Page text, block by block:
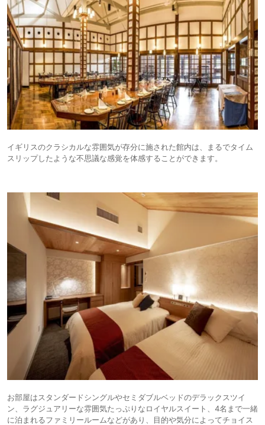
イギリスのクラシカルな雰囲気が存分に施された館内は、まるでタイム
スリップしたような不思議な感覚を体感することができます。
お部屋はスタンダードシングルやセミダブルベッドのデラックスツイ
ン、ラグジュアリーな雰囲気たっぷりなロイヤルスイート、4名まで一緒
に泊まれるファミリールームなどがあり、目的や気分によってチョイス